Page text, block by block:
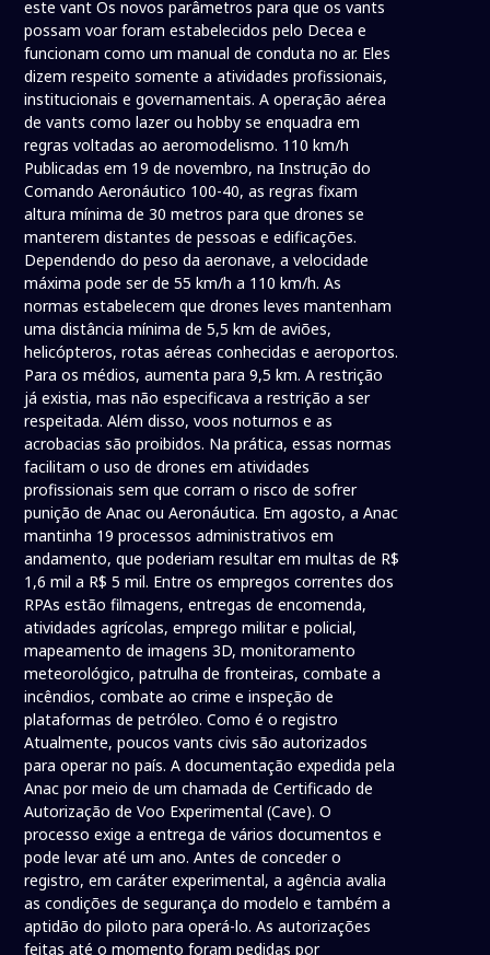
este vant Os novos parâmetros para que os vants
possam voar foram estabelecidos pelo Decea e
funcionam como um manual de conduta no ar. Eles
dizem respeito somente a atividades profissionais,
institucionais e governamentais. A operação aérea
de vants como lazer ou hobby se enquadra em
regras voltadas ao aeromodelismo. 110 km/h
Publicadas em 19 de novembro, na Instrução do
Comando Aeronáutico 100-40, as regras fixam
altura mínima de 30 metros para que drones se
manterem distantes de pessoas e edificações.
Dependendo do peso da aeronave, a velocidade
máxima pode ser de 55 km/h a 110 km/h. As
normas estabelecem que drones leves mantenham
uma distância mínima de 5,5 km de aviões,
helicópteros, rotas aéreas conhecidas e aeroportos.
Para os médios, aumenta para 9,5 km. A restrição
já existia, mas não especificava a restrição a ser
respeitada. Além disso, voos noturnos e as
acrobacias são proibidos. Na prática, essas normas
facilitam o uso de drones em atividades
profissionais sem que corram o risco de sofrer
punição de Anac ou Aeronáutica. Em agosto, a Anac
mantinha 19 processos administrativos em
andamento, que poderiam resultar em multas de R$
1,6 mil a R$ 5 mil. Entre os empregos correntes dos
RPAs estão filmagens, entregas de encomenda,
atividades agrícolas, emprego militar e policial,
mapeamento de imagens 3D, monitoramento
meteorológico, patrulha de fronteiras, combate a
incêndios, combate ao crime e inspeção de
plataformas de petróleo. Como é o registro
Atualmente, poucos vants civis são autorizados
para operar no país. A documentação expedida pela
Anac por meio de um chamada de Certificado de
Autorização de Voo Experimental (Cave). O
processo exige a entrega de vários documentos e
pode levar até um ano. Antes de conceder o
registro, em caráter experimental, a agência avalia
as condições de segurança do modelo e também a
aptidão do piloto para operá-lo. As autorizações
feitas até o momento foram pedidas por